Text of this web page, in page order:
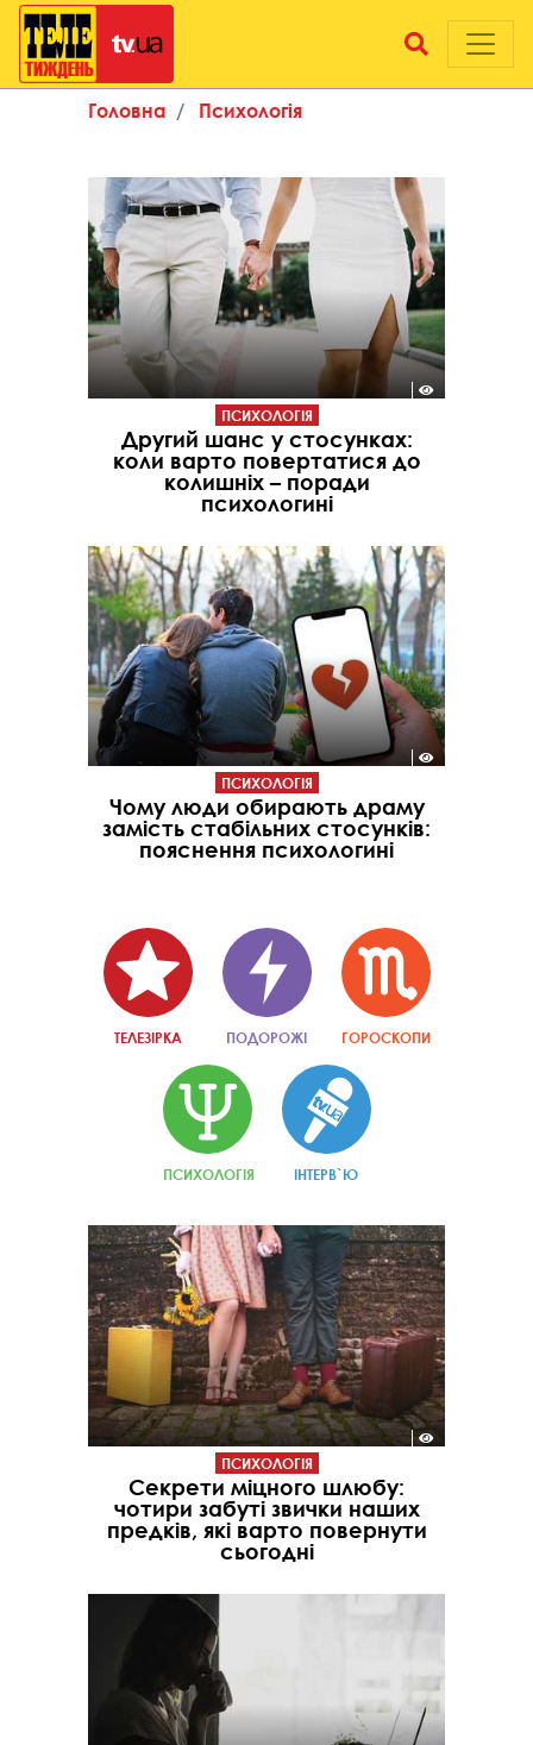
Головна Психологія
ПСИХОЛОГІЯ
Другий шанс у стосунках:
коли варто повертатися до
колишніх – поради
психологині
ПСИХОЛОГІЯ
Чому люди обирають драму
замість стабільних стосунків:
пояснення психологині
ТЕЛЕЗІРКА ПОДОРОЖІ ГОРОСКОПИ
ПСИХОЛОГІЯ ІНТЕРВ`Ю
ПСИХОЛОГІЯ
Секрети міцного шлюбу:
чотири забуті звички наших
предків, які варто повернути
сьогодні